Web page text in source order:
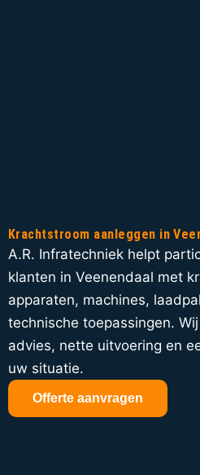
Krachtstroom aanleggen in
A.R. Infratechniek helpt
klanten in Veenendaal met
apparaten, machines,
technische toepassingen.
advies, nette uitvoering en
uw situatie.
Offerte aanvragen